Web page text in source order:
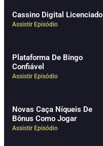
Cassino Digital Licenciado
Assistir Episódio
Plataforma De Bingo
Confiável
Assistir Episódio
Novas Caça Níqueis De
Bônus Como Jogar
Assistir Episódio